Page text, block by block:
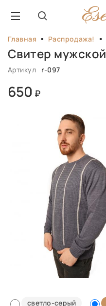
Главная Распродажа!
Свитер мужской
Артикул r-097
650
светло-серый